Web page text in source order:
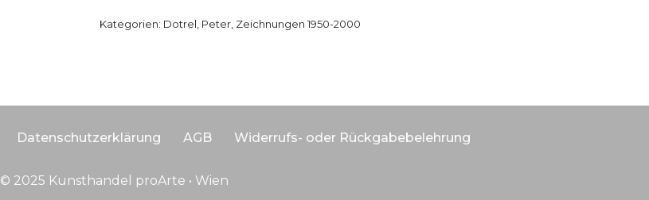
Kategorien: Dotrel, Peter, Zeichnungen 1950-2000
Datenschutzerklärung AGB Widerrufs- oder Rückgabebelehrung
© 2025 Kunsthandel proArte • Wien